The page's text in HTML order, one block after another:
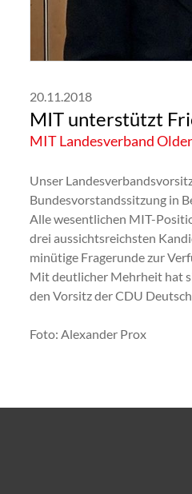
20.11.2018
MIT unterstützt
MIT Landesverband
Unser
Bundesvorstandssitzung in
Alle wesentlichen MIT-
drei aussichtsreichsten
minütige Fragerunde zur
Mit deutlicher Mehrheit hat
den Vorsitz der CDU
Foto: Alexander Prox